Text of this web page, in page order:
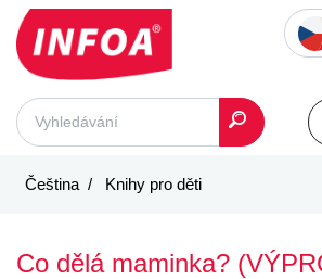
Čeština Knihy pro děti
Co dělá maminka?